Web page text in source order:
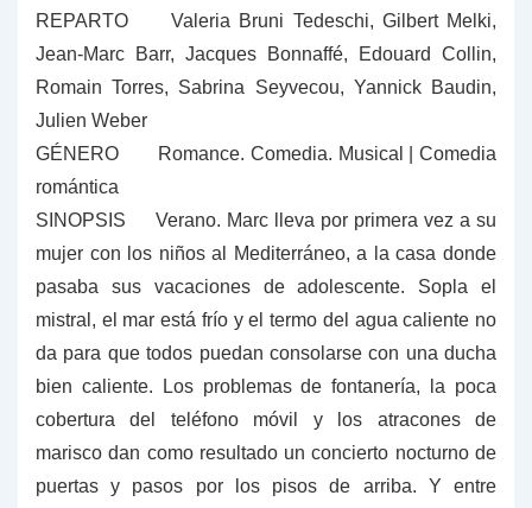
REPARTO
Valeria Bruni Tedeschi, Gilbert Melki,
Jean-Marc Barr, Jacques Bonnaffé, Edouard Collin,
Romain Torres, Sabrina Seyvecou, Yannick Baudin,
Julien Weber
GÉNERO
Romance. Comedia. Musical | Comedia
romántica
SINOPSIS Verano. Marc lleva por primera vez a su
mujer con los niños al Mediterráneo, a la casa donde
pasaba sus vacaciones de adolescente. Sopla el
mistral, el mar está frío y el termo del agua caliente no
da para que todos puedan consolarse con una ducha
bien caliente. Los problemas de fontanería, la poca
cobertura del teléfono móvil y los atracones de
marisco dan como resultado un concierto nocturno de
puertas y pasos por los pisos de arriba. Y entre